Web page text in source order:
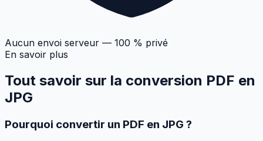
Aucun envoi serveur — 100 % privé
En savoir plus
Tout savoir sur la conversion PDF en
JPG
Pourquoi convertir un PDF en JPG ?